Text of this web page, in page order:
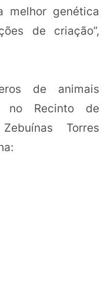
melhor genética
de criação”,
de animais
no Recinto de
Torres